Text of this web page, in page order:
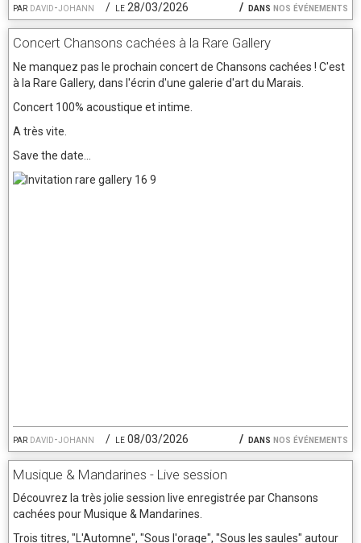
par david-johann le 28/03/2026 dans nos événements
Concert Chansons cachées à la Rare Gallery
par david-johann le 08/03/2026 dans nos événements
Ne manquez pas le prochain concert de Chansons cachées ! C'est
à la Rare Gallery, dans l'écrin d'une galerie d'art du Marais.
Concert 100% acoustique et intime.
A très vite.
Save the date...
Musique & Mandarines - Live session
Découvrez la très jolie session live enregistrée par Chansons
cachées pour Musique & Mandarines.
Trois titres, "L'Automne", "Sous l'orage", "Sous les saules" autour